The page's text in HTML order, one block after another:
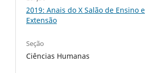
2019: Anais do X Salão de Ensino e
Extensão
Seção
Ciências Humanas